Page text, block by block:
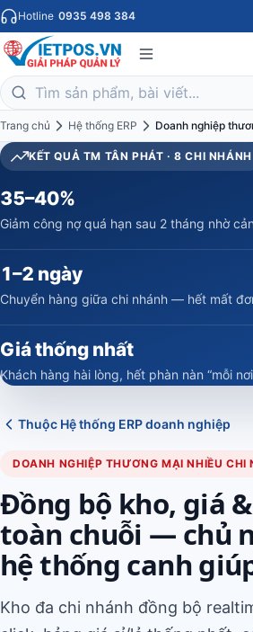
Hotline 0935 498 384
Trang chủ Hệ thống ERP Doanh nghiệp
Thuộc Hệ thống ERP doanh nghiệp
DOANH NGHIỆP THƯƠNG MẠI NHIỀU CHI
Đồng bộ kho, giá
toàn chuỗi — chủ
hệ thống canh
Kho đa chi nhánh đồng bộ
KẾT QUẢ TM TÂN PHÁT · 8 CHI NHÁNH
35–40%
Giảm công nợ quá hạn sau 2 tháng nhờ
1–2 ngày
Chuyển hàng giữa chi nhánh — hết mất
Giá thống nhất
Khách hàng hài lòng, hết phàn nàn “mỗi